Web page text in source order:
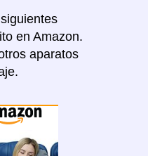
en Amazon.
aparatos